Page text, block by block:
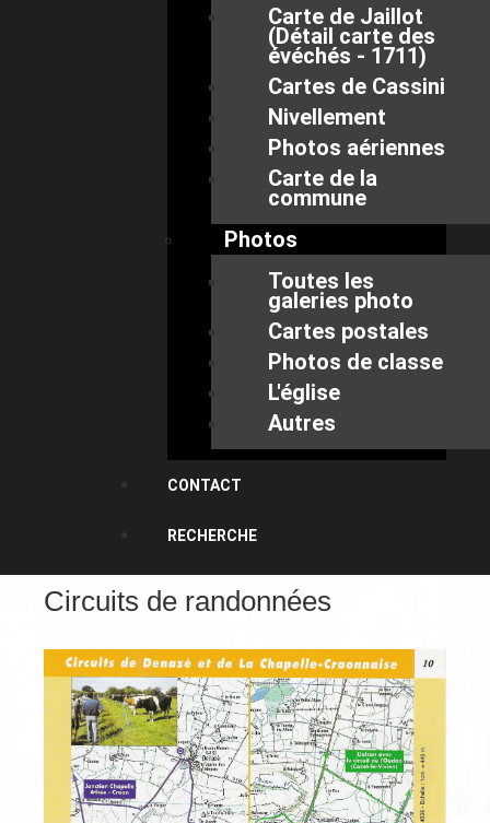
Carte de Jaillot
(Détail carte des
évéchés - 1711)
Cartes de Cassini
Nivellement
Photos aériennes
Carte de la
commune
Photos
Toutes les
galeries photo
Cartes postales
Photos de classe
L'église
Autres
CONTACT
RECHERCHE
Circuits de randonnées